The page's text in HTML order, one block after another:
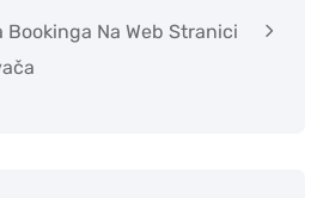
Bookinga Na Web Stranici